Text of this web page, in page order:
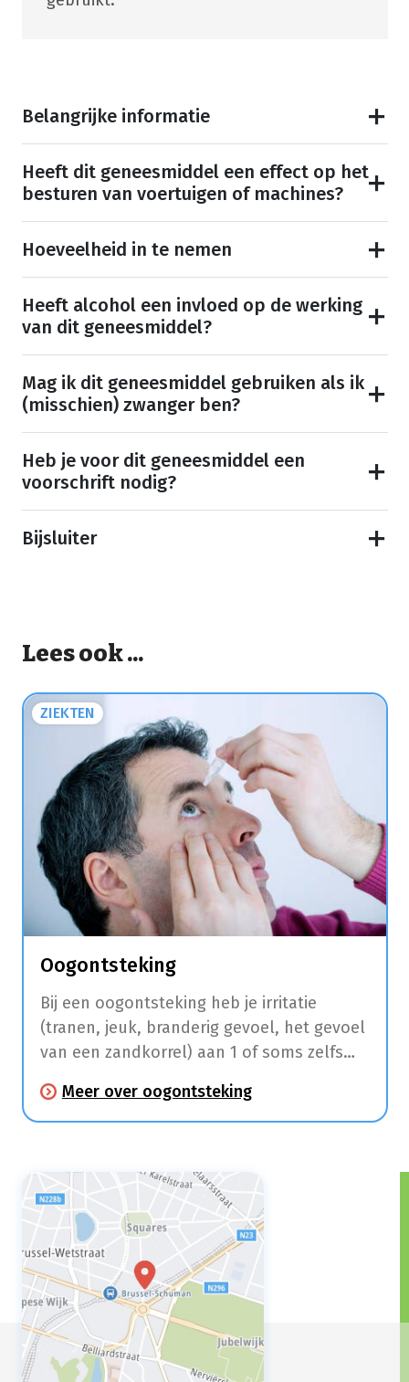
Belangrijke informatie
Heeft dit geneesmiddel een effect op het
besturen van voertuigen of machines?
Hoeveelheid in te nemen
Heeft alcohol een invloed op de werking
van dit geneesmiddel?
Mag ik dit geneesmiddel gebruiken als ik
(misschien) zwanger ben?
Heb je voor dit geneesmiddel een
voorschrift nodig?
Bijsluiter
Lees ook ...
ZIEKTEN
Oogontsteking
Bij een oogontsteking heb je irritatie
(tranen, jeuk, branderig gevoel, het gevoel
van een zandkorrel) aan 1 of soms zelfs
er kan etter in je oog zitten waardoor het
‘s morgens ook wat kan dichtplakken.
Meer over oogontsteking